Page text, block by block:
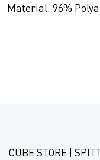
Material: 96%
CUBE STORE |